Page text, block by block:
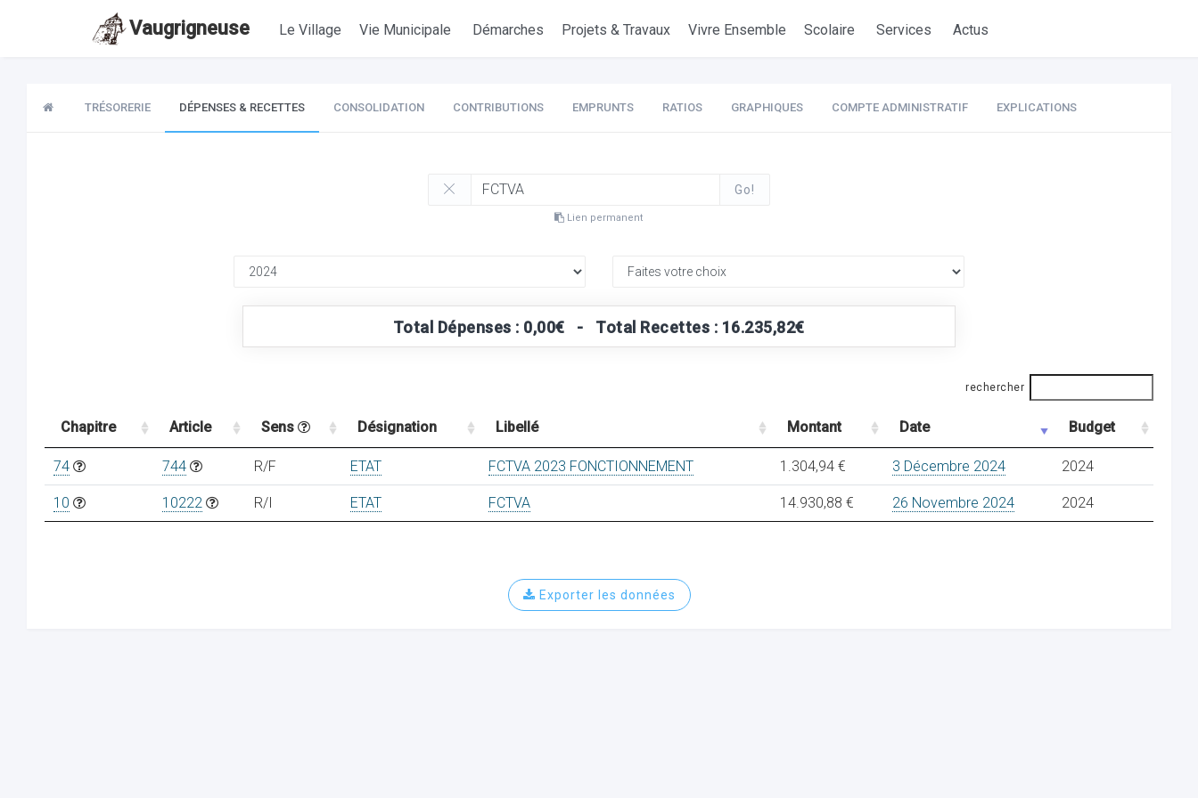
Vaugrigneuse Le Village Vie Municipale Démarches Projets & Travaux Vivre Ensemble Scolaire Services Actus
TRÉSORERIE DÉPENSES & RECETTES CONSOLIDATION CONTRIBUTIONS EMPRUNTS RATIOS GRAPHIQUES COMPTE ADMINISTRATIF EXPLICATIONS
Go!
Lien permanent
Total Dépenses : 0,00€ - Total Recettes : 16.235,82€
rechercher
Chapitre Article Sens Désignation Libellé Montant Date Budget
74 744 R/F ETAT FCTVA 2023 FONCTIONNEMENT 1.304,94 € 3 Décembre 2024 2024
10 10222 R/I ETAT FCTVA 14.930,88 € 26 Novembre 2024 2024
Exporter les données